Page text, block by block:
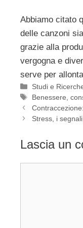
Abbiamo citato
delle canzoni
grazie alla
vergogna e
serve per
Categorie
Studi e
Tag
Benessere ,
Stress, i
Lascia un